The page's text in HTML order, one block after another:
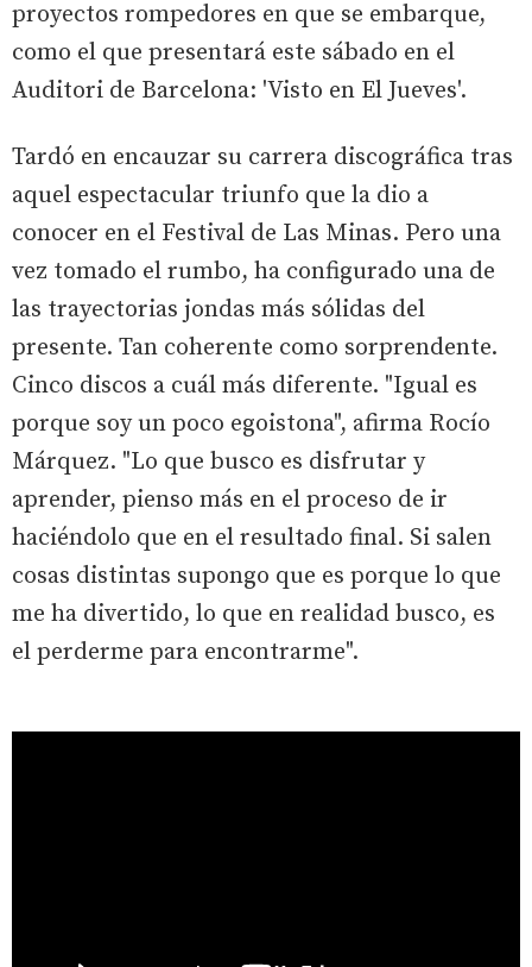
proyectos rompedores en que se embarque,
como el que presentará este sábado en el
Auditori de Barcelona: 'Visto en El Jueves'.
Tardó en encauzar su carrera discográfica tras
aquel espectacular triunfo que la dio a
conocer en el Festival de Las Minas. Pero una
vez tomado el rumbo, ha configurado una de
las trayectorias jondas más sólidas del
presente. Tan coherente como sorprendente.
Cinco discos a cuál más diferente. "Igual es
porque soy un poco egoistona", afirma Rocío
Márquez. "Lo que busco es disfrutar y
aprender, pienso más en el proceso de ir
haciéndolo que en el resultado final. Si salen
cosas distintas supongo que es porque lo que
me ha divertido, lo que en realidad busco, es
el perderme para encontrarme".